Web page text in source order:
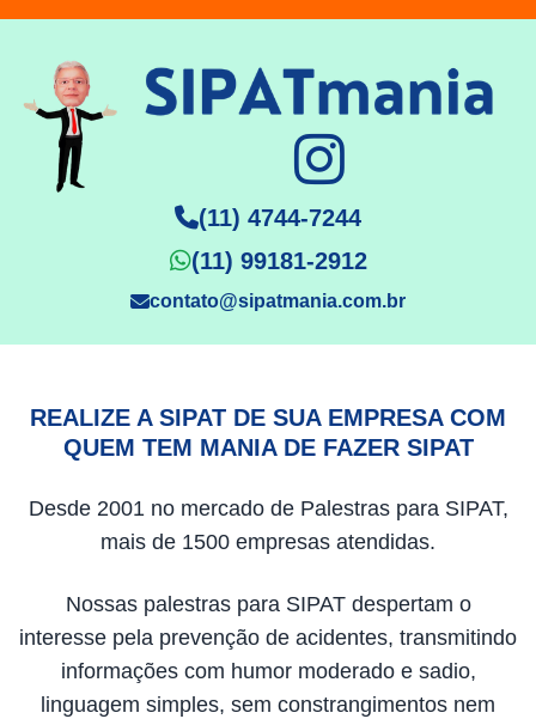
(11) 4744-7244
(11) 99181-2912
contato@sipatmania.com.br
REALIZE A SIPAT DE SUA EMPRESA COM
QUEM TEM MANIA DE FAZER SIPAT
Desde 2001 no mercado de Palestras para SIPAT,
mais de 1500 empresas atendidas.
Nossas palestras para SIPAT despertam o
interesse pela prevenção de acidentes, transmitindo
informações com humor moderado e sadio,
linguagem simples, sem constrangimentos nem